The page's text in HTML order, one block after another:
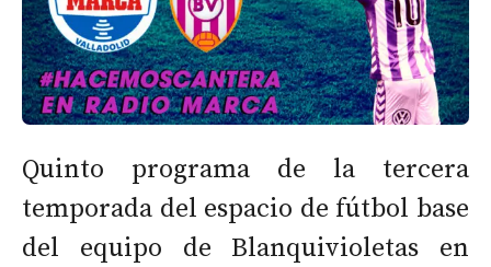
Quinto programa de la tercera
temporada del espacio de fútbol base
del equipo de Blanquivioletas en